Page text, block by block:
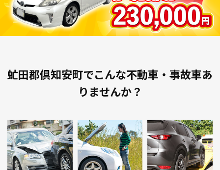
虻田郡倶知安町でこんな不動車・事故車あ
りませんか？